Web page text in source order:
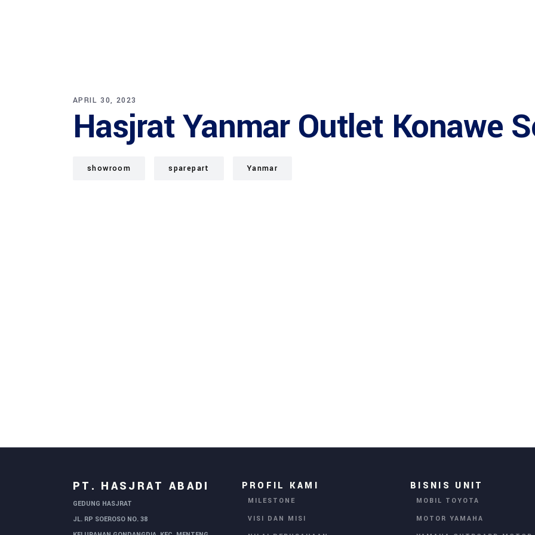
APRIL 30, 2023
Hasjrat Yanmar Outlet Konawe
showroom sparepart Yanmar
PT. HASJRAT ABADI
GEDUNG HASJRAT
JL. RP SOEROSO NO. 38
PROFIL KAMI
MILESTONE
VISI DAN MISI
BISNIS UNIT
MOBIL TOYOTA
MOTOR YAMAHA